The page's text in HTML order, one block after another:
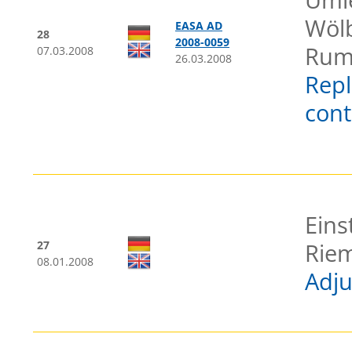
28
07.03.2008
EASA AD
2008-0059
26.03.2008
27
08.01.2008